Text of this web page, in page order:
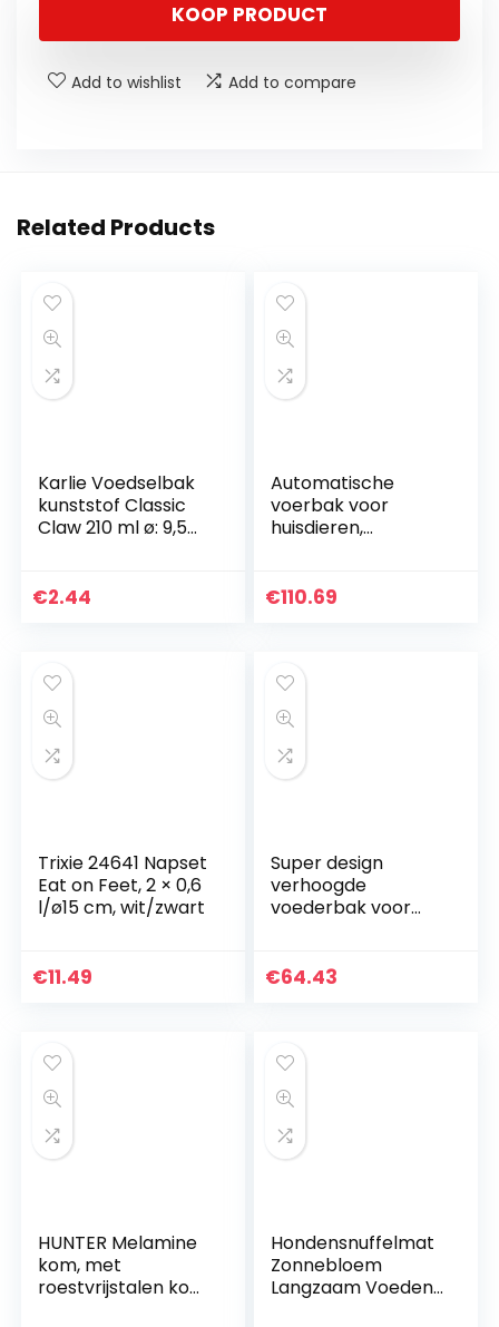
KOOP PRODUCT
Add to wishlist Add to compare
Related Products
Karlie Voedselbak
kunststof Classic
Claw 210 ml ø: 9,5
€2.44
Automatische
voerbak voor
huisdieren,
katten met
€110.69
Trixie 24641 Napset
Eat on Feet, 2 × 0,6
l/ø15 cm, wit/zwart
€11.49
Super design
verhoogde
voederbak voor
roestvrijstalen
voederapp, voor
ontspannen eten,
900ml, Regulable
€64.43
HUNTER Melamine
kom, met
roestvrijstalen kom,
Hondensnuffelmat
Zonnebloem
Langzaam Voeden